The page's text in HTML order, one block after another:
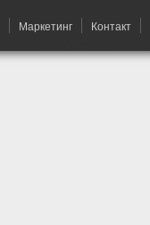
Маркетинг Контакт